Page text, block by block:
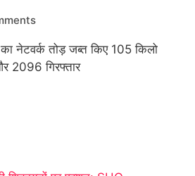
नेटवर्क तोड़ जब्त किए 105 किलो
2096 गिरफ्तार